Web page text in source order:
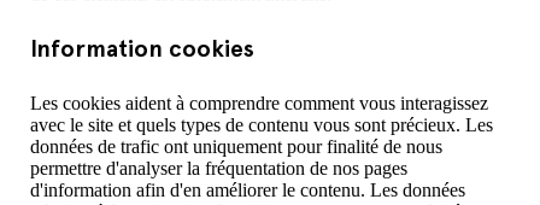
Information cookies
Les cookies aident à comprendre comment vous interagissez
avec le site et quels types de contenu vous sont précieux. Les
données de trafic ont uniquement pour finalité de nous
permettre d'analyser la fréquentation de nos pages
d'information afin d'en améliorer le contenu. Les données